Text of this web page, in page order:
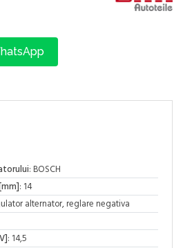
: BOSCH
: 14
alternator, reglare negativa
: 14,5